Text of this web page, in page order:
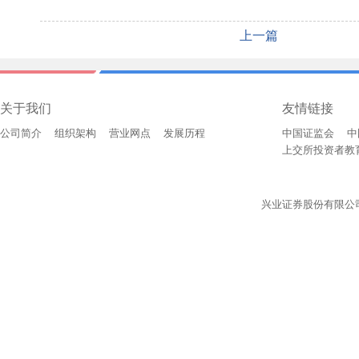
上一篇
关于我们
公司简介 组织架构 营业网点 发展历程
友情链接
中国证监会
上交所投资者教
兴业证券股份有限